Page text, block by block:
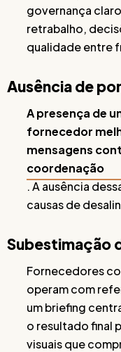
governança
retrabalho,
qualidade entre
Ausência de
A presença de
fornecedor
mensagens
coordenação
. A ausência
causas de
Subestimação
Fornecedores
operam com
um briefing
o resultado final
visuais que